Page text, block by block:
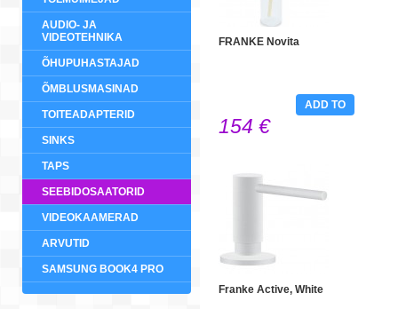
AUDIO- JA
VIDEOTEHNIKA
ÕHUPUHASTAJAD
ÕMBLUSMASINAD
TOITEADAPTERID
SINKS
TAPS
SEEBIDOSAATORID
VIDEOKAAMERAD
ARVUTID
SAMSUNG BOOK4 PRO
FRANKE Novita
154 €
ADD TO
Franke Active, White